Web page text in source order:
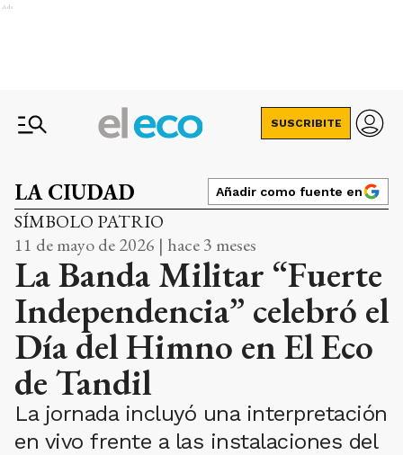
Ads
SUSCRIBITE
LA CIUDAD Añadir como fuente en
SÍMBOLO PATRIO
11 de mayo de 2026 | hace 3 meses
La Banda Militar “Fuerte
Independencia” celebró el
Día del Himno en El Eco
de Tandil
La jornada incluyó una interpretación
en vivo frente a las instalaciones del